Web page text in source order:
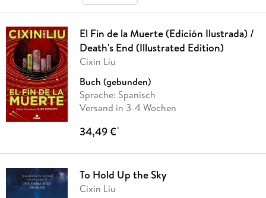
El Fin de la Muerte (Edición Ilustrada) /
Death's End (Illustrated Edition)
Cixin Liu
Buch (gebunden)
Sprache: Spanisch
Versand in 3-4 Wochen
34,49 €*
To Hold Up the Sky
Cixin Liu